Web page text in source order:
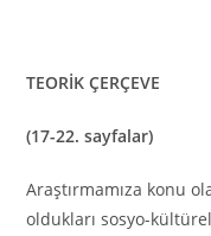
TEORİK ÇERÇEVE
(17-22. sayfalar)
Araştırmamıza konu
oldukları sosyo-